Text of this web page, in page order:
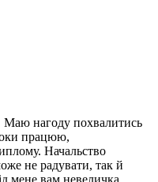
Маю нагоду похвалитись
працюю,
Начальство
не радувати, так й